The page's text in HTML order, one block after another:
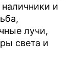
и
лучи,
света и